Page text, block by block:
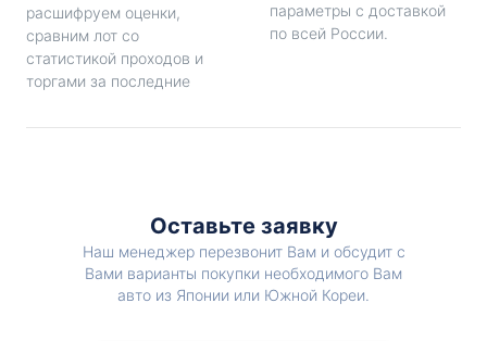
расшифруем оценки,
сравним лот со
статистикой проходов и
торгами за последние
параметры с доставкой
по всей России.
Оставьте заявку
Наш менеджер перезвонит Вам и обсудит с
Вами варианты покупки необходимого Вам
авто из Японии или Южной Кореи.